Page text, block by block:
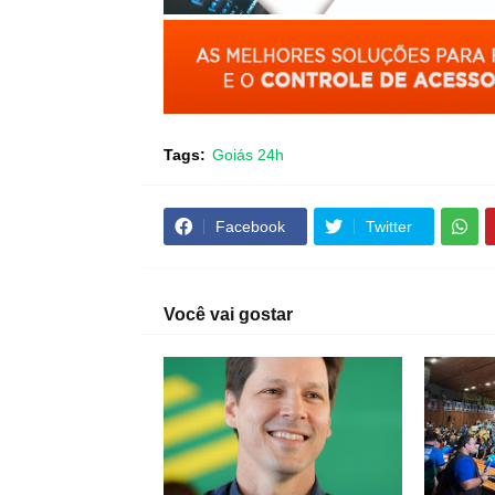
Tags: Goiás 24h
Facebook Twitter
Você vai gostar